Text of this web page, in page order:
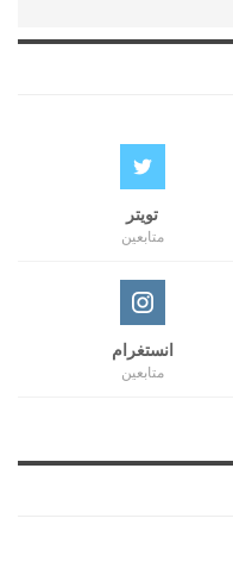
تويتر
متابعين
انستغرام
متابعين